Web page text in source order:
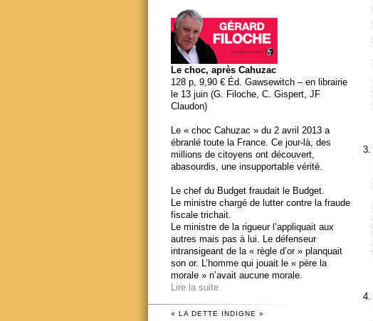
Le choc, après Cahuzac
128 p, 9,90 € Éd. Gawsewitch – en librairie
le 13 juin (G. Filoche, C. Gispert, JF
Claudon)
Le « choc Cahuzac » du 2 avril 2013 a
ébranlé toute la France. Ce jour-là, des
millions de citoyens ont découvert,
abasourdis, une insupportable vérité.
Le chef du Budget fraudait le Budget.
Le ministre chargé de lutter contre la fraude
fiscale trichait.
Le ministre de la rigueur l’appliquait aux
autres mais pas à lui. Le défenseur
intransigeant de la « règle d’or » planquait
son or. L’homme qui jouait le « père la
morale » n’avait aucune morale.
Lire la suite
« LA DETTE INDIGNE »